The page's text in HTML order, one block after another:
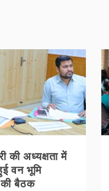
की अध्यक्षता में
वन भूमि
बैठक